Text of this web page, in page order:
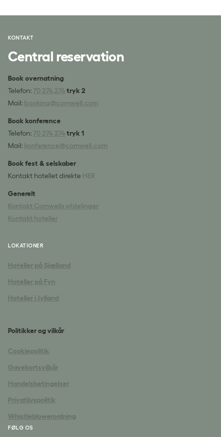
KONTAKT
Central reservation
Book overnatning
Telefon: 70 274 274tryk 2
Mail: booking@comwell.com
Book konference
Telefon: 70 274 274tryk 1
Mail: konference@comwell.com
Book fest & selskaber
Kontakt hotellet direkte HER
Generelt
Kontakt Comwells afdelinger
Kontakt hoteller
LOKATIONER
Hoteller på Sjælland
Hoteller på Fyn
Hoteller i Jylland
Politikker og vilkår
Cookiepolitik
Gavekortsvilkår
Handelsbetingelser
Privatlivspolitik
Whistleblowerordning
FØLG OS